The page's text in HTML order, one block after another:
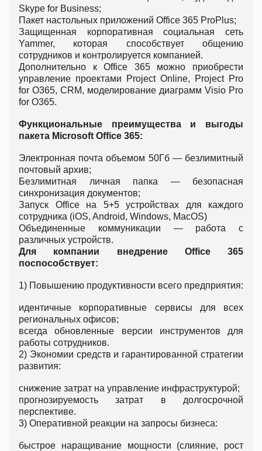
Skype for Business;
Пакет настольных приложений Office 365 ProPlus;
Защищенная корпоративная социальная сеть
Yammer, которая способствует общению
сотрудников и контролируется компанией.
Дополнительно к Office 365 можно приобрести
управление проектами Project Online, Project Pro
for O365, CRM, моделирование диаграмм Visio Pro
for O365.
Функциональные преимущества и выгоды
пакета Microsoft Office 365:
Электронная почта объемом 50Гб — безлимитный
почтовый архив;
Безлимитная личная папка — безопасная
синхронизация документов;
Запуск Office на 5+5 устройствах для каждого
сотрудника (iOS, Android, Windows, MacOS)
Объединенные коммуникации — работа с
различных устройств.
Для компании внедрение Office 365
поспособствует:
1) Повышению продуктивности всего предприятия:
идентичные корпоративные сервисы для всех
региональных офисов;
всегда обновленные версии инструментов для
работы сотрудников.
2) Экономии средств и гарантированной стратегии
развития:
снижение затрат на управление инфраструктурой;
прогнозируемость затрат в долгосрочной
перспективе.
3) Оперативной реакции на запросы бизнеса:
быстрое наращивание мощности (слияние, рост